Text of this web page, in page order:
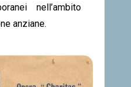
nell’ambito
anziane.